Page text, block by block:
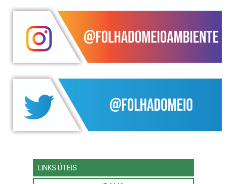
LINKS ÚTEIS